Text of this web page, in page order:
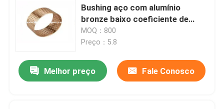
Mini Excavator Machine
Bushing aço com alumínio
bronze baixo coeficiente de
atrito
MOQ：800
Preço：5.8
Melhor preço Fale Conosco